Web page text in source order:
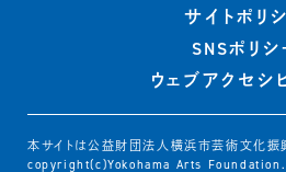
サイトポリ
SNSポリシ
ウェブアクセシ
本サイトは公益財団法人横浜市芸術文化振
copyright(c)Yokohama Arts